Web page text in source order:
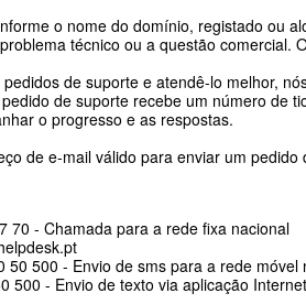
o nome do domínio, registado ou
técnico ou a questão comercial.
de suporte e atendê-lo melhor,
de suporte recebe um número de
o progresso e as respostas.
de e-mail válido para enviar um pedido
70 - Chamada para a rede fixa nacional
50 500 - Envio de sms para a rede móvel
500 - Envio de texto via aplicação Internet